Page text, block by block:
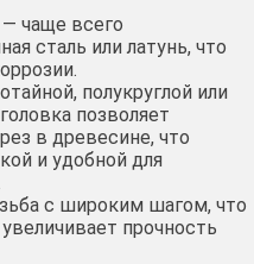
— чаще всего
сталь или латунь, что
полукруглой или
позволяет
в древесине, что
и удобной для
с широким шагом, что
прочность